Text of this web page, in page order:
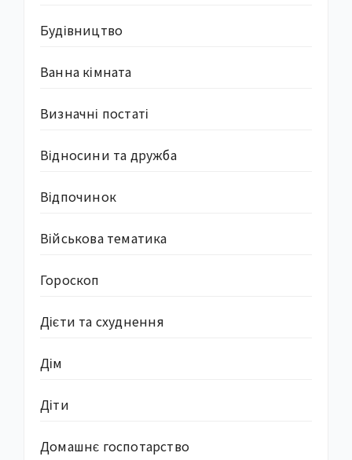
Будівництво
Ванна кімната
Визначні постаті
Відносини та дружба
Відпочинок
Військова тематика
Гороскоп
Дієти та схуднення
Дім
Діти
Домашнє госпотарство